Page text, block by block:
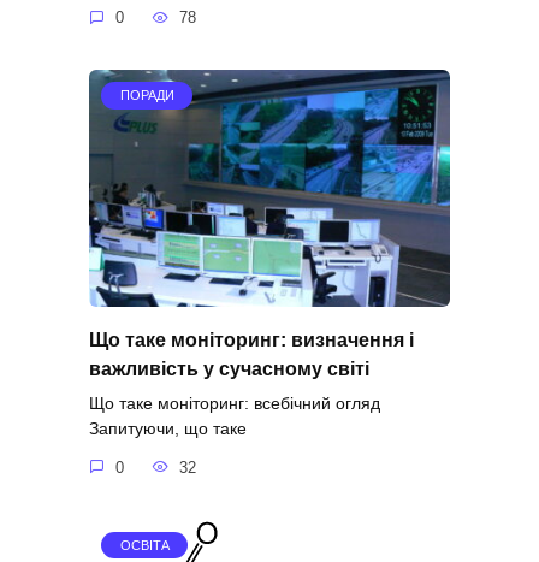
0 78
ПОРАДИ
Що таке моніторинг: визначення і
важливість у сучасному світі
Що таке моніторинг: всебічний огляд
Запитуючи, що таке
0 32
ОСВІТА